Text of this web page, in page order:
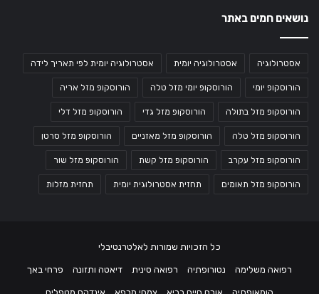
נושאים חמים באתר
אסטרולוגיה אסטרולוגיה יומית אסטרולוגיה יומית לפי תאריך לידה
הורוסקופ יומי הורוסקופ יומי מזל טלה הורוסקופ מזל אריה
הורוסקופ מזל בתולה הורוסקופ מזל גדי הורוסקופ מזל דלי
הורוסקופ מזל טלה הורוסקופ מזל מאזניים הורוסקופ מזל סרטן
הורוסקופ מזל עקרב הורוסקופ מזל קשת הורוסקופ מזל שור
הורוסקופ מזל תאומים תחזית אסטרולוגית יומית תחזית מזלות
כל הזכויות שמורות לאלטרנטיבלי
רפואה משלימה נטורופתיה רפואה סינית דיאטה ותזונה פרחי באך